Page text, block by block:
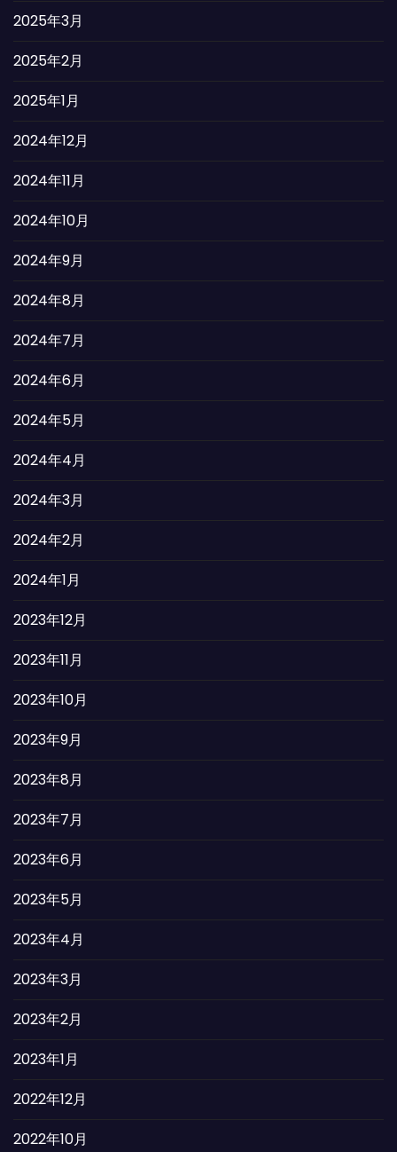
2025年3月
2025年2月
2025年1月
2024年12月
2024年11月
2024年10月
2024年9月
2024年8月
2024年7月
2024年6月
2024年5月
2024年4月
2024年3月
2024年2月
2024年1月
2023年12月
2023年11月
2023年10月
2023年9月
2023年8月
2023年7月
2023年6月
2023年5月
2023年4月
2023年3月
2023年2月
2023年1月
2022年12月
2022年10月